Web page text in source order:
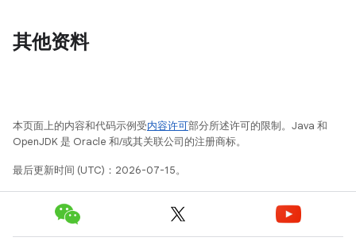
其他资料
本页面上的内容和代码示例受内容许可部分所述许可的限制。Java 和
OpenJDK 是 Oracle 和/或其关联公司的注册商标。
最后更新时间 (UTC)：2026-07-15。